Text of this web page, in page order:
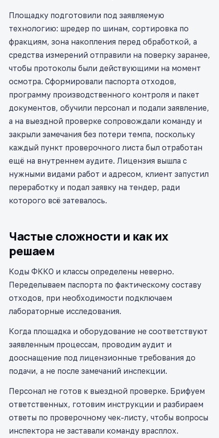
Площадку подготовили под заявляемую
технологию: шредер по шинам, сортировка по
фракциям, зона накопления перед обработкой, а
средства измерений отправили на поверку заранее,
чтобы протоколы были действующими на момент
осмотра. Сформировали паспорта отходов,
программу производственного контроля и пакет
документов, обучили персонал и подали заявление,
а на выездной проверке сопровождали команду и
закрыли замечания без потери темпа, поскольку
каждый пункт проверочного листа был отработан
ещё на внутреннем аудите. Лицензия вышла с
нужными видами работ и адресом, клиент запустил
переработку и подал заявку на тендер, ради
которого всё затевалось.
Частые сложности и как их
решаем
Коды ФККО и классы определены неверно.
Переделываем паспорта по фактическому составу
отходов, при необходимости подключаем
лабораторные исследования.
Когда площадка и оборудование не соответствуют
заявленным процессам, проводим аудит и
дооснащение под лицензионные требования до
подачи, а не после замечаний инспекции.
Персонал не готов к выездной проверке. Брифуем
ответственных, готовим инструкции и разбираем
ответы по проверочному чек-листу, чтобы вопросы
инспектора не заставали команду врасплох.